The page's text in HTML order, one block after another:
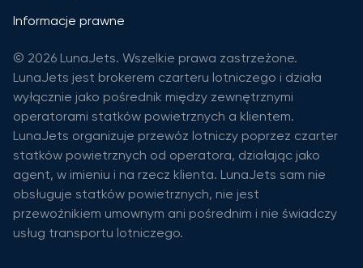
Informacje prawne
© 2026 LunaJets. Wszelkie prawa zastrzeżone.
LunaJets jest brokerem czarteru lotniczego i działa
wyłącznie jako pośrednik między zewnętrznymi
operatorami statków powietrznych a klientem.
LunaJets organizuje przewóz lotniczy poprzez czarter
statków powietrznych od operatora, działając jako
agent, w imieniu i na rzecz klienta. LunaJets sam nie
obsługuje statków powietrznych, nie jest
przewoźnikiem umownym ani pośrednim i nie świadczy
usług transportu lotniczego.